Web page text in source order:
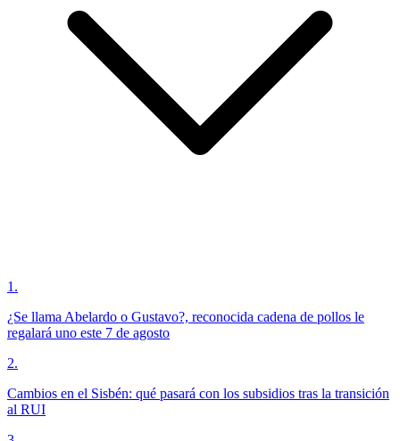
1 .
¿Se llama Abelardo o Gustavo?, reconocida cadena de pollos le
regalará uno este 7 de agosto
2.
Cambios en el Sisbén: qué pasará con los subsidios tras la transición
al RUI